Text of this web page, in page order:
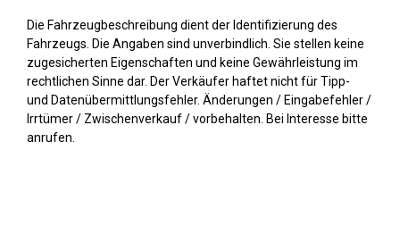
Die Fahrzeugbeschreibung dient der Identifizierung des
Fahrzeugs. Die Angaben sind unverbindlich. Sie stellen keine
zugesicherten Eigenschaften und keine Gewährleistung im
rechtlichen Sinne dar. Der Verkäufer haftet nicht für Tipp-
und Datenübermittlungsfehler. Änderungen / Eingabefehler /
Irrtümer / Zwischenverkauf / vorbehalten. Bei Interesse bitte
anrufen.